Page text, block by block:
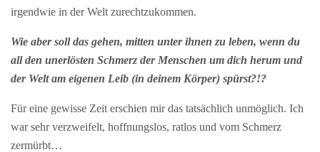
irgendwie in der Welt zurechtzukommen.
Wie aber soll das gehen, mitten unter ihnen zu leben, wenn du
all den unerlösten Schmerz der Menschen um dich herum und
der Welt am eigenen Leib (in deinem Körper) spürst?!?
Für eine gewisse Zeit erschien mir das tatsächlich unmöglich. Ich
war sehr verzweifelt, hoffnungslos, ratlos und vom Schmerz
zermürbt…